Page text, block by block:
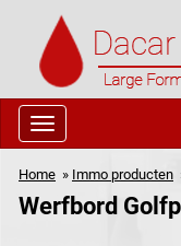
Home » Immo producten
Werfbord